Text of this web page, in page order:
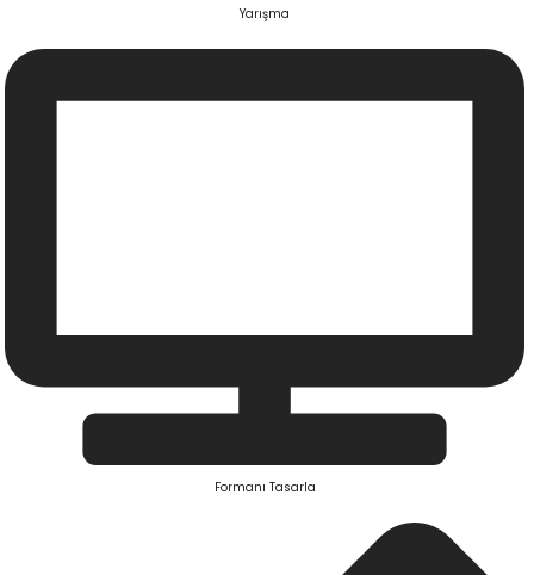
Yarışma
Formanı Tasarla